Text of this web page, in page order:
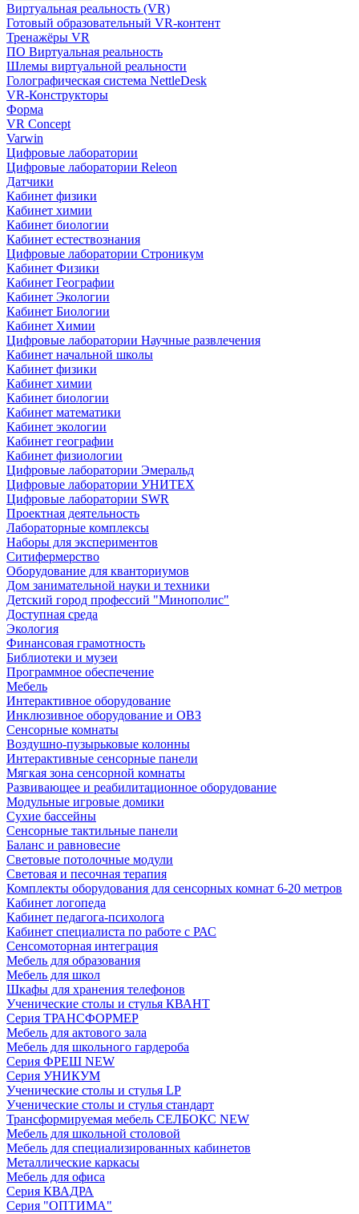
Виртуальная реальность (VR)
Готовый образовательный VR-контент
Тренажёры VR
ПО Виртуальная реальность
Шлемы виртуальной реальности
Голографическая система NettleDesk
VR-Конструкторы
Форма
VR Concept
Varwin
Цифровые лаборатории
Цифровые лаборатории Releon
Датчики
Кабинет физики
Кабинет химии
Кабинет биологии
Кабинет естествознания
Цифровые лаборатории Строникум
Кабинет Физики
Кабинет Географии
Кабинет Экологии
Кабинет Биологии
Кабинет Химии
Цифровые лаборатории Научные развлечения
Кабинет начальной школы
Кабинет физики
Кабинет химии
Кабинет биологии
Кабинет математики
Кабинет экологии
Кабинет географии
Кабинет физиологии
Цифровые лаборатории Эмеральд
Цифровые лаборатории УНИТЕХ
Цифровые лаборатории SWR
Проектная деятельность
Лабораторные комплексы
Наборы для экспериментов
Ситифермерство
Оборудование для кванториумов
Дом занимательной науки и техники
Детский город профессий "Минополис"
Доступная среда
Экология
Финансовая грамотность
Библиотеки и музеи
Программное обеспечение
Мебель
Интерактивное оборудование
Инклюзивное оборудование и ОВЗ
Cенсорные комнаты
Воздушно-пузырьковые колонны
Интерактивные сенсорные панели
Мягкая зона сенсорной комнаты
Развивающее и реабилитационное оборудование
Модульные игровые домики
Сухие бассейны
Сенсорные тактильные панели
Баланс и равновесие
Световые потолочные модули
Световая и песочная терапия
Комплекты оборудования для сенсорных комнат 6-20 метров
Кабинет логопеда
Кабинет педагога-психолога
Кабинет специалиста по работе с РАС
Сенсомоторная интеграция
Мебель для образования
Мебель для школ
Шкафы для хранения телефонов
Ученические столы и стулья КВАНТ
Серия ТРАНСФОРМЕР
Мебель для актового зала
Мебель для школьного гардероба
Серия ФРЕШ NEW
Серия УНИКУМ
Ученические столы и стулья LP
Ученические столы и стулья стандарт
Трансформируемая мебель СЕЛБОКС NEW
Мебель для школьной столовой
Мебель для специализированных кабинетов
Металлические каркасы
Мебель для офиса
Серия КВАДРА
Серия "ОПТИМА"